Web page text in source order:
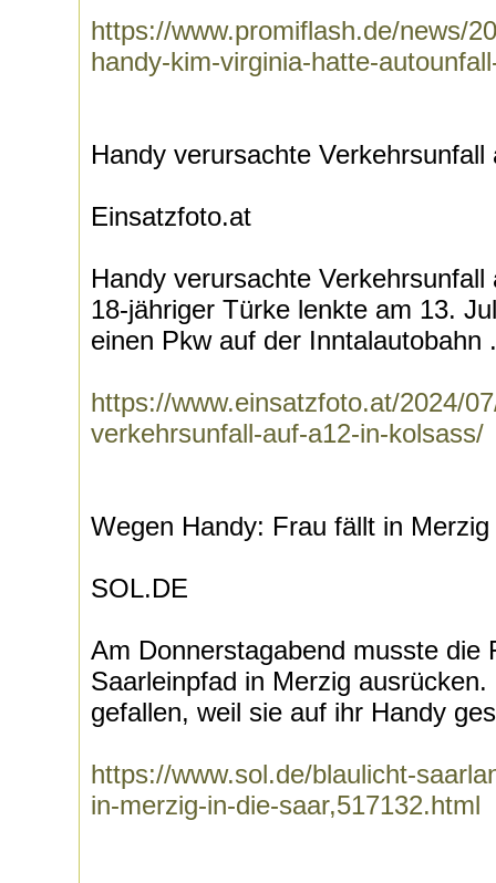
https://www.promiflash.de/news/
handy-kim-virginia-hatte-
Handy verursachte
Einsatzfoto.at
Handy verursachte
18-jähriger Türke lenkte am 13.
einen Pkw auf der Inntalautobahn
https://www.einsatzfoto.at/2024/
verkehrsunfall-auf-a12-in-kolsass/
Wegen Handy: Frau fällt in
SOL.DE
Am Donnerstagabend musste die
Saarleinpfad in Merzig
gefallen, weil sie auf ihr Handy
https://www.sol.de/blaulicht-
in-merzig-in-die-saar,517132.html